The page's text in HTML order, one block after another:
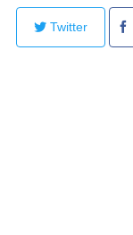
Twitter